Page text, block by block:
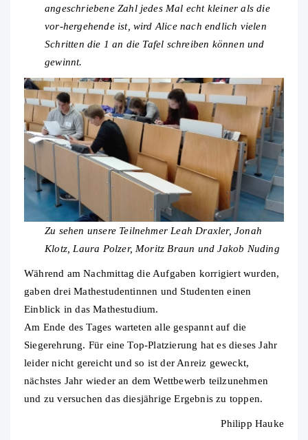
angeschriebene Zahl jedes Mal echt kleiner als die
vor-hergehende ist, wird Alice nach endlich vielen
Schritten die 1 an die Tafel schreiben können und
gewinnt.
Zu sehen unsere Teilnehmer Leah Draxler, Jonah
Klotz, Laura Polzer, Moritz Braun und Jakob Nuding
Während am Nachmittag die Aufgaben korrigiert wurden,
gaben drei Mathestudentinnen und Studenten einen
Einblick in das Mathestudium.
Am Ende des Tages warteten alle gespannt auf die
Siegerehrung. Für eine Top-Platzierung hat es dieses Jahr
leider nicht gereicht und so ist der Anreiz geweckt,
nächstes Jahr wieder an dem Wettbewerb teilzunehmen
und zu versuchen das diesjährige Ergebnis zu toppen.
Philipp Hauke